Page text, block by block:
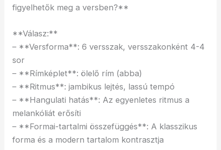
figyelhetők meg a versben?**
**Válasz:**
– **Versforma**: 6 versszak, versszakonként 4-4
sor
– **Rímképlet**: ölelő rím (abba)
– **Ritmus**: jambikus lejtés, lassú tempó
– **Hangulati hatás**: Az egyenletes ritmus a
melankóliát erősíti
– **Formai-tartalmi összefüggés**: A klasszikus
forma és a modern tartalom kontrasztja